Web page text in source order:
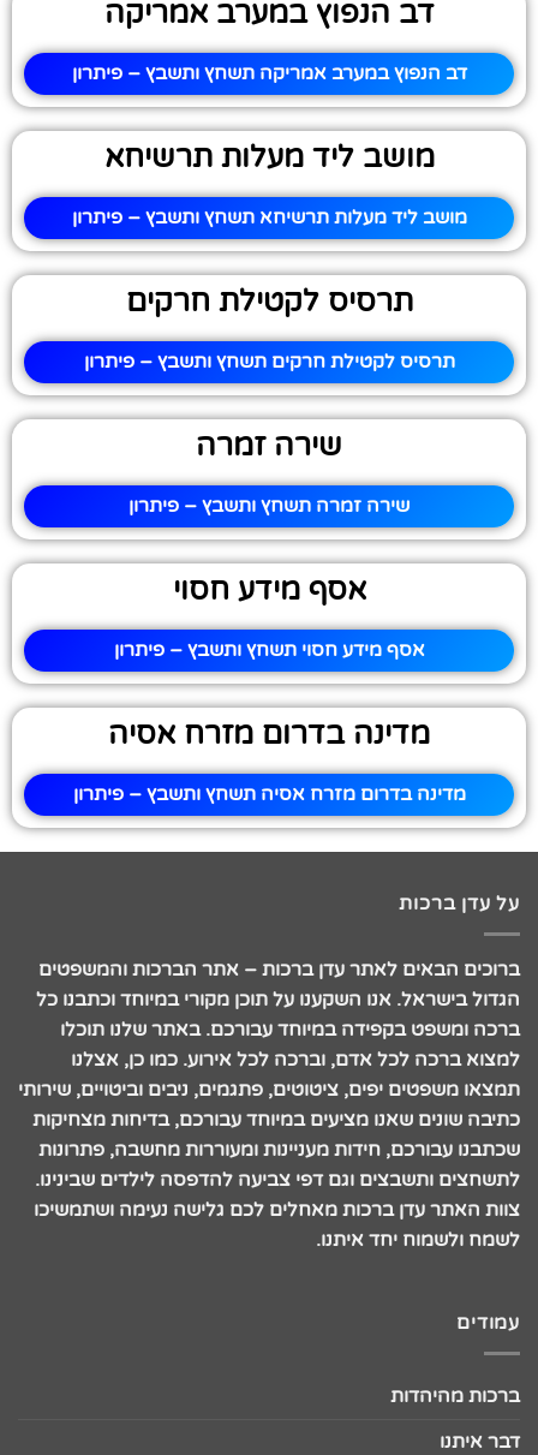
דב הנפוץ במערב אמריקה
דב הנפוץ במערב אמריקה תשחץ ותשבץ – פיתרון
מושב ליד מעלות תרשיחא
מושב ליד מעלות תרשיחא תשחץ ותשבץ – פיתרון
תרסיס לקטילת חרקים
תרסיס לקטילת חרקים תשחץ ותשבץ – פיתרון
שירה זמרה
שירה זמרה תשחץ ותשבץ – פיתרון
אסף מידע חסוי
אסף מידע חסוי תשחץ ותשבץ – פיתרון
מדינה בדרום מזרח אסיה
מדינה בדרום מזרח אסיה תשחץ ותשבץ – פיתרון
על עדן ברכות
ברוכים הבאים לאתר עדן ברכות – אתר הברכות והמשפטים
הגדול בישראל. אנו השקענו על תוכן מקורי במיוחד וכתבנו כל
ברכה ומשפט בקפידה במיוחד עבורכם. באתר שלנו תוכלו
למצוא ברכה לכל אדם, וברכה לכל אירוע. כמו כן, אצלנו
תמצאו משפטים יפים, ציטוטים, פתגמים, ניבים וביטויים, שירותי
כתיבה שונים שאנו מציעים במיוחד עבורכם, בדיחות מצחיקות
שכתבנו עבורכם, חידות מעניינות ומעוררות מחשבה, פתרונות
לתשחצים ותשבצים וגם דפי צביעה להדפסה לילדים שבינינו.
צוות האתר עדן ברכות מאחלים לכם גלישה נעימה ושתמשיכו
לשמח ולשמוח יחד איתנו.
עמודים
ברכות מהיהדות
דבר איתנו